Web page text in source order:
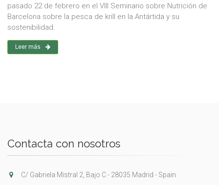
pasado 22 de febrero en el VIII Seminario sobre Nutrición de
Barcelona sobre la pesca de krill en la Antártida y su
sostenibilidad.
Leer más
Contacta con nosotros
C/ Gabriela Mistral 2, Bajo C - 28035 Madrid - Spain